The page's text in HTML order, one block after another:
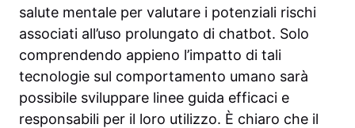
salute mentale per valutare i potenziali rischi
associati all’uso prolungato di chatbot. Solo
comprendendo appieno l’impatto di tali
tecnologie sul comportamento umano sarà
possibile sviluppare linee guida efficaci e
responsabili per il loro utilizzo. È chiaro che il